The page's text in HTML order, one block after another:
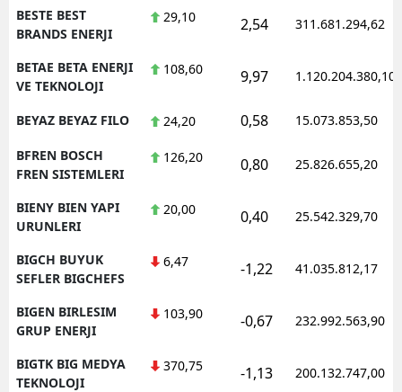
BESTE BEST
BRANDS ENERJI
29,10 2,54 311.681.294,62
BETAE BETA ENERJI
VE TEKNOLOJI
108,60 9,97 1.120.204.380,10
BEYAZ BEYAZ FILO 24,20 0,58 15.073.853,50
BFREN BOSCH
FREN SISTEMLERI
126,20 0,80 25.826.655,20
BIENY BIEN YAPI
URUNLERI
20,00 0,40 25.542.329,70
BIGCH BUYUK
SEFLER BIGCHEFS
6,47 -1,22 41.035.812,17
BIGEN BIRLESIM
GRUP ENERJI
103,90 -0,67 232.992.563,90
BIGTK BIG MEDYA
TEKNOLOJI
370,75 -1,13 200.132.747,00